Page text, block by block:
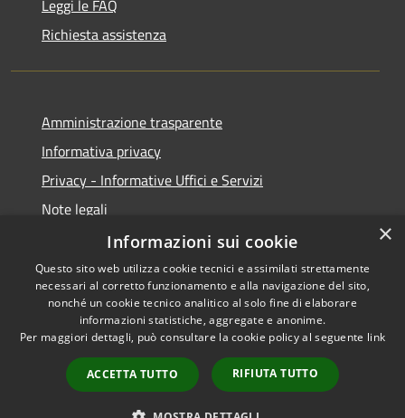
Leggi le FAQ
Richiesta assistenza
Amministrazione trasparente
Informativa privacy
Privacy - Informative Uffici e Servizi
Note legali
Dichiarazione di accessibilità
RSS
Accessibilità
Copyright © 2026 • Comune di
Sarmede • Powered by
Municipium•
Accesso
redazione
×
Informazioni sui cookie
Questo sito web utilizza cookie tecnici e assimilati strettamente
necessari al corretto funzionamento e alla navigazione del sito,
nonché un cookie tecnico analitico al solo fine di elaborare
informazioni statistiche, aggregate e anonime.
Per maggiori dettagli, può consultare la cookie policy al seguente link
ACCETTA TUTTO RIFIUTA TUTTO